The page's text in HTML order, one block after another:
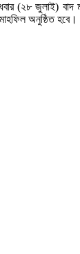
(২৮ জুলাই) বাদ
অনুষ্ঠিত হবে।